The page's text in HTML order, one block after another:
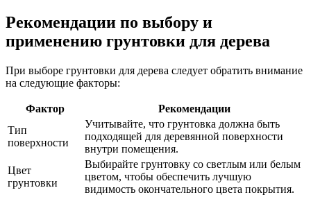
Рекомендации по выбору и
применению грунтовки для дерева
При выборе грунтовки для дерева следует обратить внимание
на следующие факторы:
Фактор
Рекомендации
Тип
поверхности
Учитывайте, что грунтовка должна быть
подходящей для деревянной поверхности
внутри помещения.
Цвет
грунтовки
Выбирайте грунтовку со светлым или белым
цветом, чтобы обеспечить лучшую
видимость окончательного цвета покрытия.